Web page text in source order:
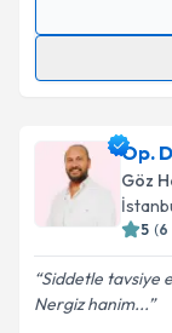
takvim
E-posta
Op.
Göz
5 (6
Siddetle tavsiye
Nergiz hanim...